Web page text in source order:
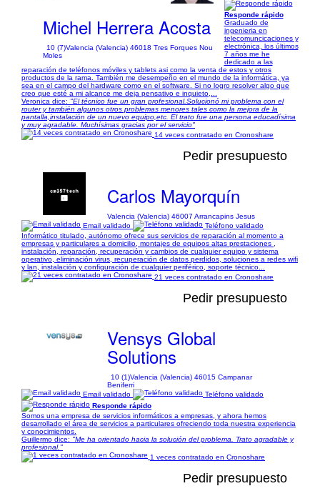
Michel Herrera Acosta
10 (7)Valencia (Valencia) 46018 Tres Forques Nou
Moles
Responde rápido
Graduado de
ingenieria en
telecomuncicaciones y
electrónica, los últimos
7 años me he
dedicado a las
reparación de teléfonos móviles y tablets asi como la venta de estos y otros
productos de la rama. También me desempeño en el mundo de la informática, ya
sea en el campo del hardware como en el software. Si no logro resolver algo que
creo que esté a mi alcance me deja pensativo e inquieto,...
Veronica dice: "El técnico fue un gran profesional.Solucionó mi problema con el
router y también algunos otros problemas menores tales como la mejora de la
pantalla,instalación de un nuevo equipo,etc. El trato fue una persona educadísima
y muy agradable. Muchísimas gracias por el servicio"
14 veces contratado en Cronoshare
Pedir presupuesto
Carlos Mayorquín
Valencia (Valencia) 46007 Arrancapins Jesus
Email validado
Teléfono validado
Informático titulado, autónomo ofrece sus servicios de reparación al momento a
empresas y particulares a domicilio, montajes de equipos altas prestaciones ,
instalación, reparación, recuperación y cambios de cualquier equipo y sistema
operativo, eliminación virus, recuperación de datos perdidos, soluciones a redes wifi
y lan, instalación y configuración de cualquier periférico, soporte técnico...
21 veces contratado en Cronoshare
Pedir presupuesto
Vensys Global
Solutions
10 (1)Valencia (Valencia) 46015 Campanar
Beniferri
Email validado
Teléfono validado
Responde rápido
Somos una empresa de servicios informáticos a empresas, y ahora hemos
desarrollado el área de servicios a particulares ofreciendo toda nuestra experiencia
y conocimientos.
Guillermo dice: "Me ha orientado hacia la solución del problema. Trato agradable y
profesional."
1 veces contratado en Cronoshare
Pedir presupuesto